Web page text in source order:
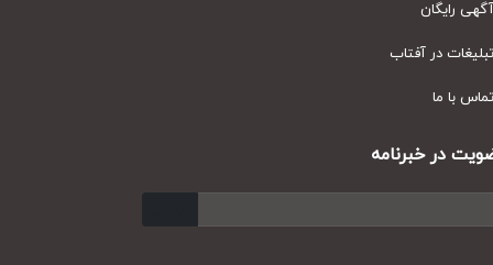
رایگان
در آفتاب
با ما
در خبرنامه